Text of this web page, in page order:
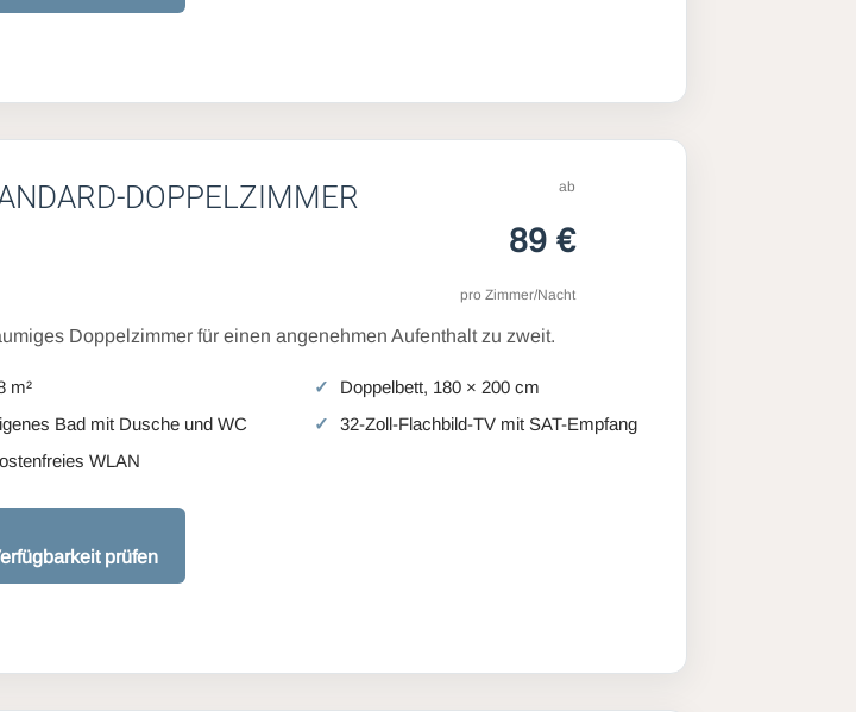
DOPPELZIMMER ab
89 €
pro Zimmer/Nacht
Doppelzimmer für einen angenehmen Aufenthalt zu zweit.
m²
Doppelbett, 180 × 200 cm
Bad mit Dusche und WC
32-Zoll-Flachbild-TV mit SAT-Empfang
WLAN
prüfen